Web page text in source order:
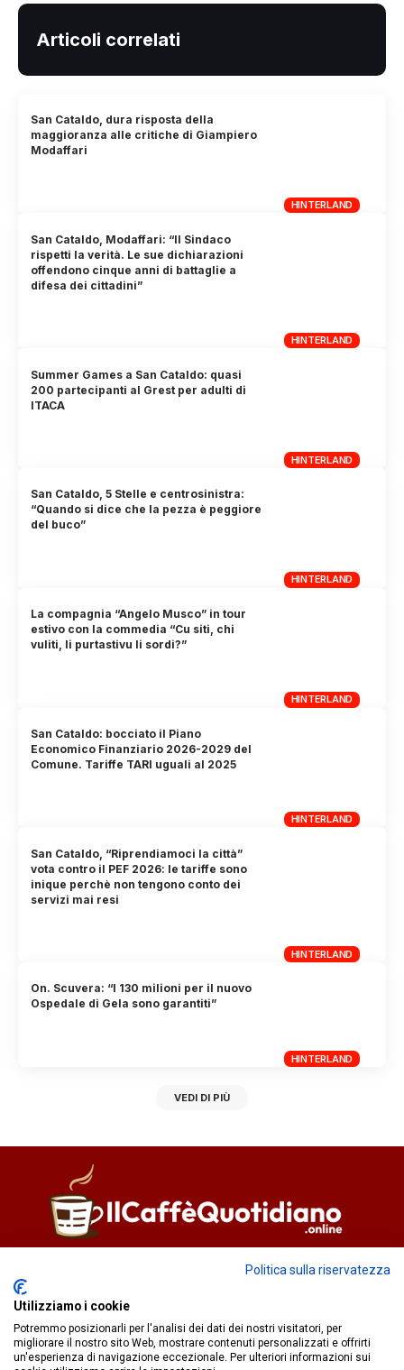
Articoli correlati
HINTERLAND
San Cataldo, dura risposta della
maggioranza alle critiche di Giampiero
Modaffari
HINTERLAND
San Cataldo, Modaffari: “Il Sindaco
rispetti la verità. Le sue dichiarazioni
offendono cinque anni di battaglie a
difesa dei cittadini”
HINTERLAND
Summer Games a San Cataldo: quasi
200 partecipanti al Grest per adulti di
ITACA
HINTERLAND
San Cataldo, 5 Stelle e centrosinistra:
“Quando si dice che la pezza è peggiore
del buco”
HINTERLAND
La compagnia “Angelo Musco” in tour
estivo con la commedia “Cu siti, chi
vuliti, li purtastivu li sordi?”
HINTERLAND
San Cataldo: bocciato il Piano
Economico Finanziario 2026-2029 del
Comune. Tariffe TARI uguali al 2025
HINTERLAND
San Cataldo, “Riprendiamoci la città”
vota contro il PEF 2026: le tariffe sono
inique perchè non tengono conto dei
servizi mai resi
HINTERLAND
On. Scuvera: “I 130 milioni per il nuovo
Ospedale di Gela sono garantiti”
VEDI DI PIÙ
Fiorella Falci
redazione@ilcaffequotidiano.online
C.F. 92076900858
Chi siamo
Politica sulla riservatezza
Utilizziamo i cookie
Potremmo posizionarli per l'analisi dei dati dei nostri visitatori, per
migliorare il nostro sito Web, mostrare contenuti personalizzati e offrirti
un'esperienza di navigazione eccezionale. Per ulteriori informazioni sui